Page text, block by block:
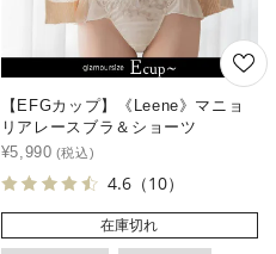
【EFGカップ】《Leene》マニョ
リアレースブラ＆ショーツ
¥5,990
4.6（10）
在庫切れ